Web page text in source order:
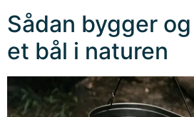
Sådan bygger
et bål i naturen